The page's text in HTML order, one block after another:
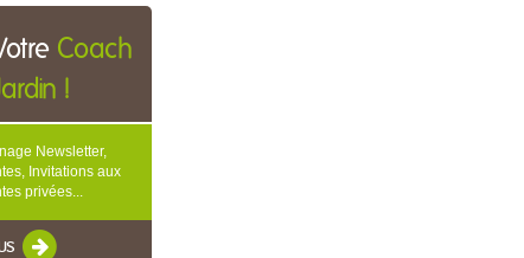
Coach
!
Newsletter,
Invitations aux
privées...